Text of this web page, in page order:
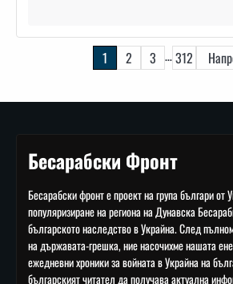
1 2 3 …312
Бесарабски Фронт
Бесарабски фронт е проект на група българи от
популяризиране на региона на Дунавска
българското наследство в Украйна. След
на държавата-грешка, ние насочихме нашата
ежедневни хроники за войната в Украйна на
българският читател да получава актуална